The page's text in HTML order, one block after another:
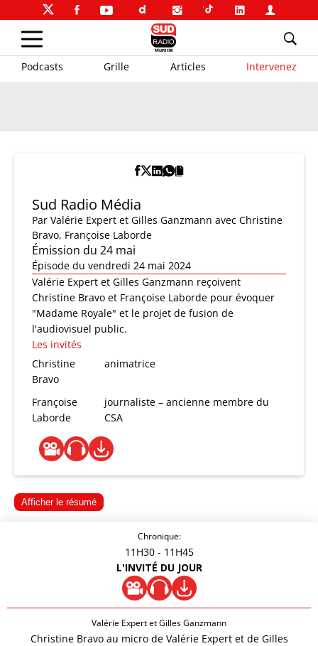
Podcasts Grille Articles Intervenez
Sud Radio Média
Par Valérie Expert et Gilles Ganzmann avec Christine
Bravo, Françoise Laborde
Émission du 24 mai
Épisode du vendredi 24 mai 2024
Valérie Expert et Gilles Ganzmann reçoivent
Christine Bravo et Françoise Laborde pour évoquer
"Madame Royale" et le projet de fusion de
l'audiovisuel public.
Les invités
Christine
Bravo
animatrice
Françoise
Laborde
journaliste – ancienne membre du
CSA
Afficher le résumé
Chronique:
11H30 - 11H45
L'INVITÉ DU JOUR
Valérie Expert et Gilles Ganzmann
Christine Bravo au micro de Valérie Expert et de Gilles